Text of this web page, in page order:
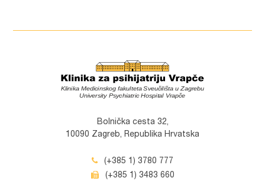
Bolnička cesta 32,
10090 Zagreb, Republika Hrvatska
(+385 1) 3780 777
(+385 1) 3483 660